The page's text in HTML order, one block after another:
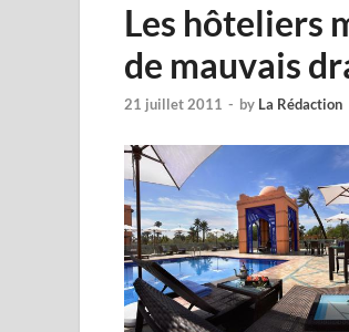
Les hôteliers
de mauvais
21 juillet 2011 - by La Rédaction